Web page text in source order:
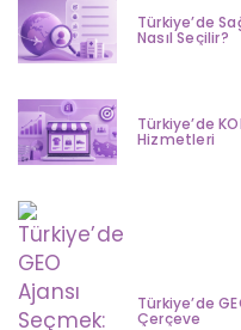
Türkiye’de
Nasıl Seçilir?
Türkiye’de
Hizmetleri
Türkiye’de
Çerçeve